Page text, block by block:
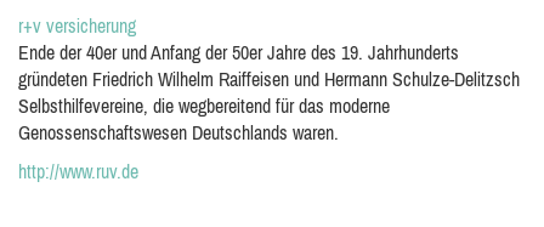
r+v versicherung
Ende der 40er und Anfang der 50er Jahre des 19. Jahrhunderts
gründeten Friedrich Wilhelm Raiffeisen und Hermann Schulze-Delitzsch
Selbsthilfevereine, die wegbereitend für das moderne
Genossenschaftswesen Deutschlands waren.
http://www.ruv.de